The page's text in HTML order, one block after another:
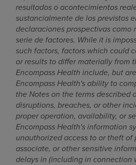
resultados o acontecimientos
sustancialmente de los previstos
declaraciones prospectivas como
serie de factores. While it is
such factors, factors which could
or results to differ materially from
Encompass Health include, but
Encompass Health's ability to
the Notes on the terms described
disruptions, breaches, or other
proper operation, availability, or
Encompass Health's information
unauthorized access to or theft of
associate, or other sensitive
delays in (including in connection